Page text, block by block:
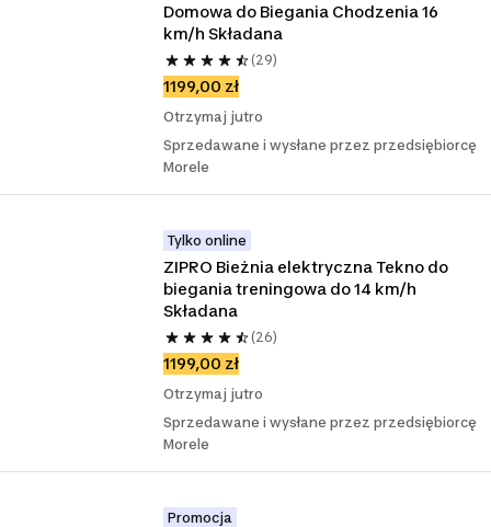
Domowa do Biegania Chodzenia 16
km/h Składana
(29)
1199,00 zł
Otrzymaj jutro
Sprzedawane i wysłane przez przedsiębiorcę
Morele
Tylko online
ZIPRO Bieżnia elektryczna Tekno do
biegania treningowa do 14 km/h
Składana
(26)
1199,00 zł
Otrzymaj jutro
Sprzedawane i wysłane przez przedsiębiorcę
Morele
Promocja